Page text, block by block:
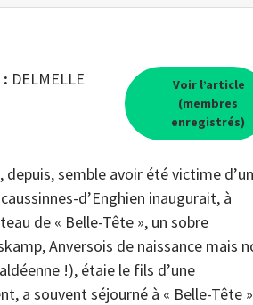
DELMELLE
Voir l’article
(membres
enregistrés)
semble avoir été victime d’un
d’Enghien inaugurait, à
de « Belle-Tête », un sobre
Anversois de naissance mais
!), étaie le fils d’une
a souvent séjourné à « Belle-Tête